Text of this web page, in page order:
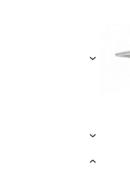
›
›
›